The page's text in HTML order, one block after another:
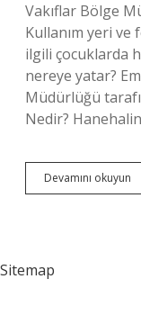
Vakıflar Bölge
Kullanım yeri ve
ilgili çocuklarda
nereye yatar?
Müdürlüğü
Nedir?
Devamını okuyun
Sitemap